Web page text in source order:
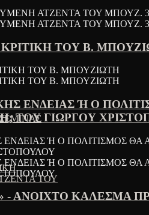
ΤΟΥ Β.
ΕΝΔΕΙΑΣ Ή Ο
ΤΟΥ ΓΙΩΡΓΟΥ
- ΑΝΟΙΧΤΟ ΚΑΛΕΣΜΑ
ΤΟΥ